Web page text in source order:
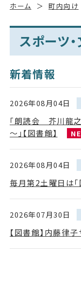
ホーム 町内向け
スポーツ
新着情報
2026年08月04日
「朗読会 芥川龍
～」【図書館】
2026年08月04日
毎月第2土曜日は「
2026年07月30日
【図書館】内藤律